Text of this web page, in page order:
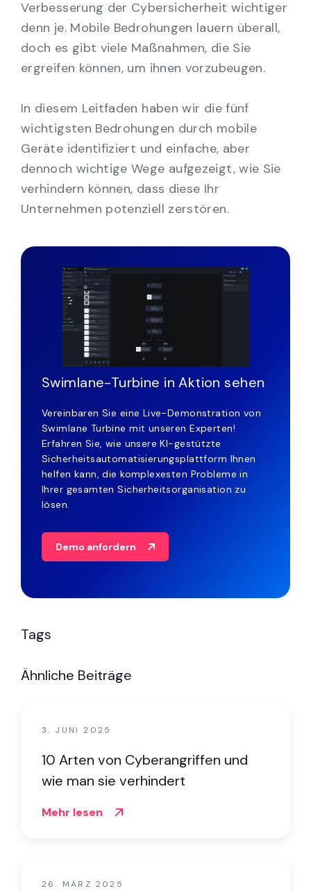
Verbesserung der Cybersicherheit wichtiger
denn je. Mobile Bedrohungen lauern überall,
doch es gibt viele Maßnahmen, die Sie
ergreifen können, um ihnen vorzubeugen.
In diesem Leitfaden haben wir die fünf
wichtigsten Bedrohungen durch mobile
Geräte identifiziert und einfache, aber
dennoch wichtige Wege aufgezeigt, wie Sie
verhindern können, dass diese Ihr
Unternehmen potenziell zerstören.
Swimlane-Turbine in Aktion sehen
Vereinbaren Sie eine Live-Demonstration von
Swimlane Turbine mit unseren Experten!
Erfahren Sie, wie unsere KI-gestützte
Sicherheitsautomatisierungsplattform Ihnen
helfen kann, die komplexesten Probleme in
Ihrer gesamten Sicherheitsorganisation zu
lösen.
Demo anfordern
Tags
Ähnliche Beiträge
3. JUNI 2025
10 Arten von Cyberangriffen und
wie man sie verhindert
Mehr lesen
26. MÄRZ 2025